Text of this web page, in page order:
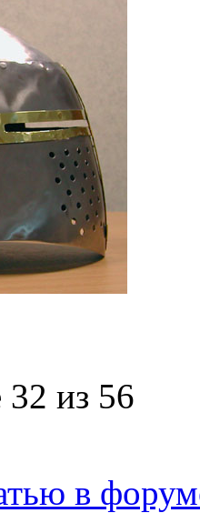
из 56
в